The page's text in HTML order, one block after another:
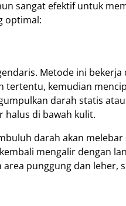
sangat efektif untuk
optimal:
Metode ini bekerja
kemudian
darah statis
halus di bawah kulit.
darah akan melebar
mengalir dengan
punggung dan leher,